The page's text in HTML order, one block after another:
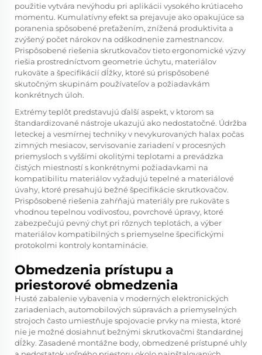
použitie vytvára nevýhodu pri aplikácii vysokého krútiaceho
momentu. Kumulatívny efekt sa prejavuje ako opakujúce sa
poranenia spôsobené preťažením, znížená produktivita a
zvýšený počet nárokov na odškodnenie zamestnancov.
Prispôsobené riešenia skrutkovačov tieto ergonomické výzvy
riešia prostredníctvom geometrie úchytu, materiálov
rukoväte a špecifikácií dĺžky, ktoré sú prispôsobené
skutočným skupinám používateľov a požiadavkám
konkrétnych úloh.
Extrémy teplôt predstavujú ďalší aspekt, v ktorom sa
štandardizované nástroje ukazujú ako nedostatočné. Údržba
leteckej a vesmírnej techniky v nevykurovaných halaх počas
zimných mesiacov, servisovanie zariadení v procesných
priemysloch s vyššími okolitými teplotami a prevádzka
čistých miestností s konkrétnymi požiadavkami na
kompatibilitu materiálov vyžadujú tepelné a materiálové
úvahy, ktoré presahujú bežné špecifikácie skrutkovačov.
Prispôsobené riešenia zahŕňajú materiály pre rukoväte s
vhodnou tepelnou vodivosťou, povrchové úpravy, ktoré
zabezpečujú pevný chyt pri rôznych teplotách, a výber
materiálov kompatibilných s priemyselne špecifickými
protokolmi kontroly kontaminácie.
Obmedzenia prístupu a
priestorové obmedzenia
Husté zabalenie vybavenia v moderných elektronických
zariadeniach, automobilových súpravách a priemyselných
strojoch často umiestňuje spojovacie prvky na miesta, ktoré
nie je možné dosiahnuť bežnými skrutkovačmi štandardnej
dĺžky. Zasadené montážne body, obmedzené prístupné uhly